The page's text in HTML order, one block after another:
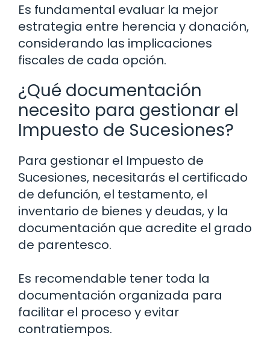
Es fundamental evaluar la mejor
estrategia entre herencia y donación,
considerando las implicaciones
fiscales de cada opción.
¿Qué documentación
necesito para gestionar el
Impuesto de Sucesiones?
Para gestionar el Impuesto de
Sucesiones, necesitarás el certificado
de defunción, el testamento, el
inventario de bienes y deudas, y la
documentación que acredite el grado
de parentesco.
Es recomendable tener toda la
documentación organizada para
facilitar el proceso y evitar
contratiempos.